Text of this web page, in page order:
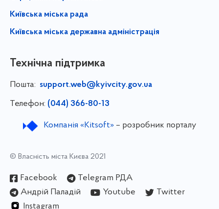
Київська міська рада
Київська міська державна адміністрація
Технічна підтримка
Пошта: support.web@kyivcity.gov.ua
Телефон: (044) 366-80-13
Компанія «Kitsoft»– розробник порталу
© Власність міста Києва 2021
Facebook
Telegram РДА
Андрій Паладій
Youtube
Twitter
Instagram